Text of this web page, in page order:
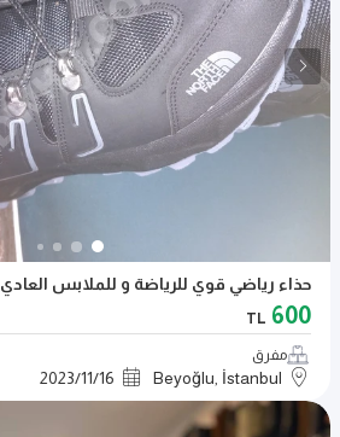
حذاء رياضي قوي للرياضة و للملابس العادي
600
TL
مفرق
Beyoğlu, İstanbul
2023/11/16